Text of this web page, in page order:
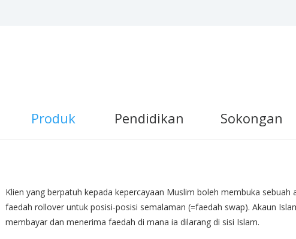
Produk Pendidikan Sokongan
Klien yang berpatuh kepada kepercayaan Muslim boleh membuka
faedah rollover untuk posisi-posisi semalaman (=faedah swap). Akaun
membayar dan menerima faedah di mana ia dilarang di sisi Islam.